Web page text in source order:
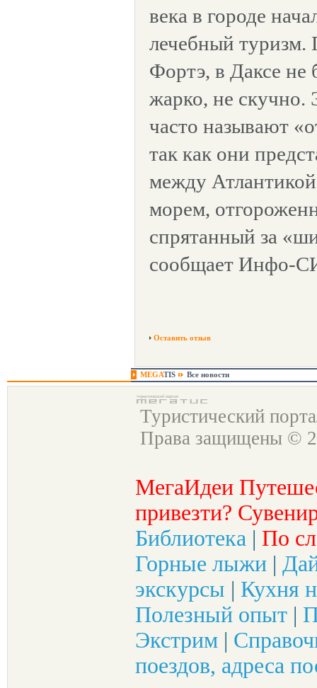
века в городе
лечебный
Фортэ, в Даксе не
жарко, не
часто называют
так как они
между
морем,
спрятанный за
сообщает Инфо-
Оставить отзыв
MEGATIS Все новости
Туристический
Права защищены ©
МегаИдеи
привезти?
Библиотека | По
Горные лыжи |
экскурсы | Кухня
Полезный опыт |
Экстрим |
поездов, адреса